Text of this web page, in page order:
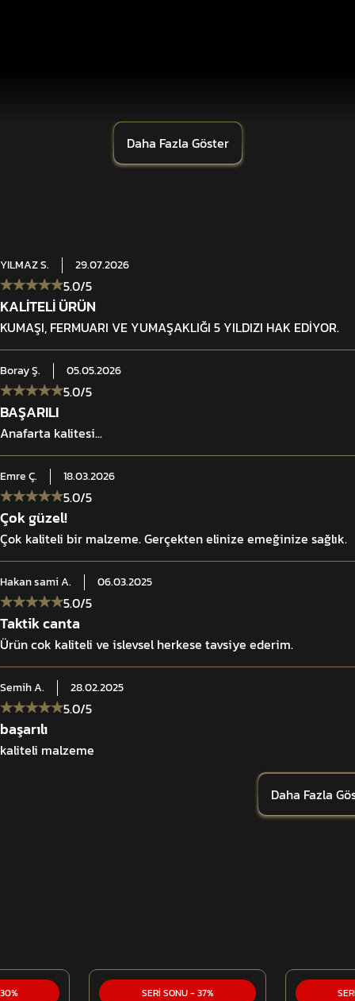
saha koşullarında maksimum performans sağlamak üzere
Profesyonel sınıf YKK® tokalar ve yüksek dayanımlı polyester
artırarak uzun süreli kullanımda ısı ve nem kontrolüne katkı
ve salınımı minimize eder.
göre özelleştirilmesine imkân tanır. Ergonomik omuz yapısı
hızlı beden ayarı ve acil durumlarda tek hamlede kurtulma
Daha Fazla Göster
YILMAZS. 29.07.2026
5.0/5
KALİTELİ ÜRÜN
KUMAŞI, FERMUARI VE YUMAŞAKLIĞI 5 YILDIZI HAK EDİYOR.
BorayŞ. 05.05.2026
5.0/5
BAŞARILI
Anafarta kalitesi...
EmreÇ. 18.03.2026
5.0/5
Çok güzel!
Çok kaliteli bir malzeme. Gerçekten elinize emeğinize sağlık.
Hakan samiA. 06.03.2025
5.0/5
Taktik canta
Ürün cok kaliteli ve islevsel herkese tavsiye ederim.
SemihA. 28.02.2025
5.0/5
başarılı
kaliteli malzeme
Daha Fazla
30% SERİ SONU- 37%